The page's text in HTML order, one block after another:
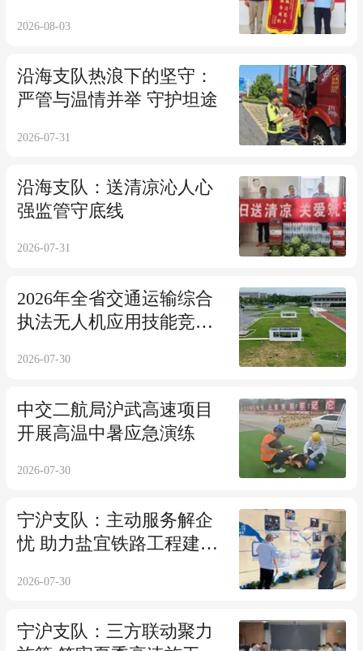
2026-08-03
沿海支队热浪下的坚守：
严管与温情并举 守护坦途
2026-07-31
沿海支队：送清凉沁人心
强监管守底线
2026-07-31
2026年全省交通运输综合
执法无人机应用技能竞赛
2026-07-30
中交二航局沪武高速项目
开展高温中暑应急演练
2026-07-30
宁沪支队：主动服务解企
忧 助力盐宜铁路工程建设
2026-07-30
宁沪支队：三方联动聚力